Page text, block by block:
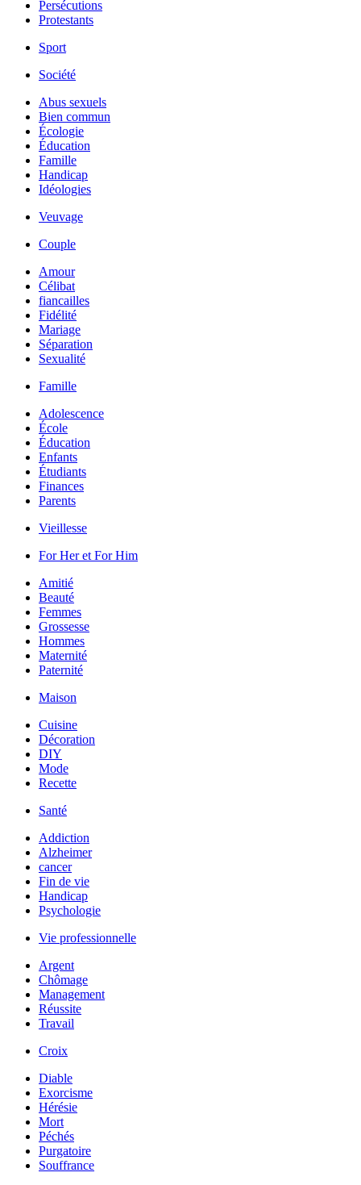
Persécutions
Protestants
Sport
Société
Abus sexuels
Bien commun
Écologie
Éducation
Famille
Handicap
Idéologies
Veuvage
Couple
Amour
Célibat
fiancailles
Fidélité
Mariage
Séparation
Sexualité
Famille
Adolescence
École
Éducation
Enfants
Étudiants
Finances
Parents
Vieillesse
For Her et For Him
Amitié
Beauté
Femmes
Grossesse
Hommes
Maternité
Paternité
Maison
Cuisine
Décoration
DIY
Mode
Recette
Santé
Addiction
Alzheimer
cancer
Fin de vie
Handicap
Psychologie
Vie professionnelle
Argent
Chômage
Management
Réussite
Travail
Croix
Diable
Exorcisme
Hérésie
Mort
Péchés
Purgatoire
Souffrance